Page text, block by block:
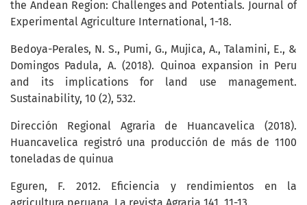
the Andean Region: Challenges and Potentials. Journal of
Experimental Agriculture International, 1-18.
Bedoya-Perales, N. S., Pumi, G., Mujica, A., Talamini, E., &
Domingos Padula, A. (2018). Quinoa expansion in Peru
and its implications for land use management.
Sustainability, 10 (2), 532.
Dirección Regional Agraria de Huancavelica (2018).
Huancavelica registró una producción de más de 1100
toneladas de quinua
Eguren, F. 2012. Eficiencia y rendimientos en la